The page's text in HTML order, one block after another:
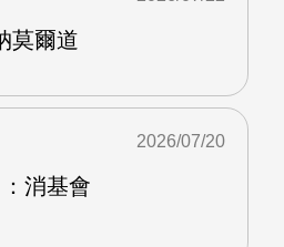
莫爾道
消基會
2026/07/20